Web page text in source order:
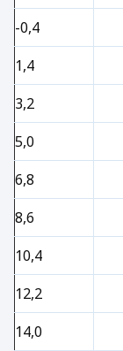
-0,4
1,4
3,2
5,0
6,8
8,6
10,4
12,2
14,0